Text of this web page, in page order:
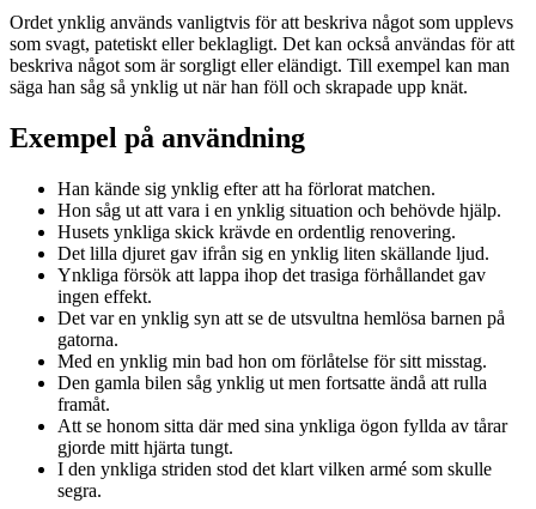
Ordet ynklig används vanligtvis för att beskriva något som upplevs
som svagt, patetiskt eller beklagligt. Det kan också användas för att
beskriva något som är sorgligt eller eländigt. Till exempel kan man
säga han såg så ynklig ut när han föll och skrapade upp knät.
Exempel på användning
Han kände sig ynklig efter att ha förlorat matchen.
Hon såg ut att vara i en ynklig situation och behövde hjälp.
Husets ynkliga skick krävde en ordentlig renovering.
Det lilla djuret gav ifrån sig en ynklig liten skällande ljud.
Ynkliga försök att lappa ihop det trasiga förhållandet gav
ingen effekt.
Det var en ynklig syn att se de utsvultna hemlösa barnen på
gatorna.
Med en ynklig min bad hon om förlåtelse för sitt misstag.
Den gamla bilen såg ynklig ut men fortsatte ändå att rulla
framåt.
Att se honom sitta där med sina ynkliga ögon fyllda av tårar
gjorde mitt hjärta tungt.
I den ynkliga striden stod det klart vilken armé som skulle
segra.